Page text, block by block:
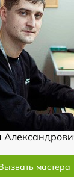
мастера